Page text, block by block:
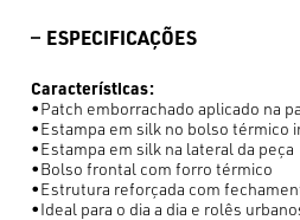
ESPECIFICAÇÕES
Características:
•Patch emborrachado aplicado na
•Estampa em silk no bolso térmico
•Estampa em silk na lateral da peça
•Bolso frontal com forro térmico
•Estrutura reforçada com
•Ideal para o dia a dia e rolês